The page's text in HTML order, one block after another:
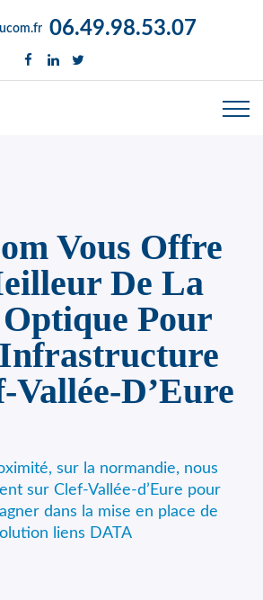
06.49.98.53.07
Vous Offre
De La
Pour
Vallée-D’Eure
sur la normandie, nous
sur Clef-Vallée-d’Eure pour
dans la mise en place de
liens DATA